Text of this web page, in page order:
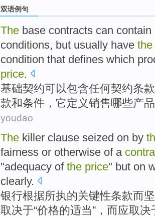
双语例句
The base contracts can contain
conditions, but usually have the
condition that defines which
price.
基础契约可以包含任何契约条款
款和条件 ， 它定义销售哪些产品
youdao
The killer clause seized on by
fairness or otherwise ofa
"adequacy of the price" but on
clearly.
银行根据所执的关键性条款而
取决于“价格的适当”，而应取决